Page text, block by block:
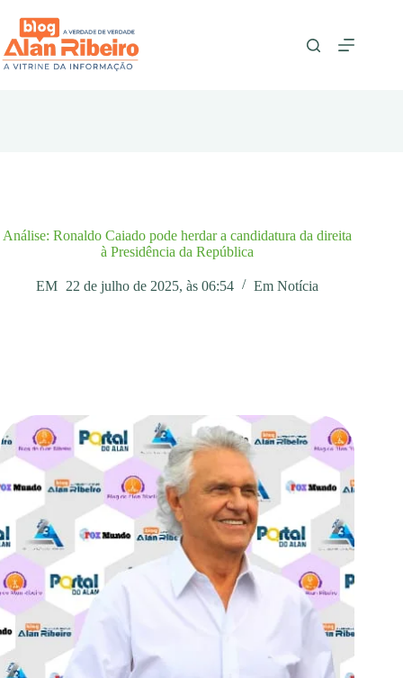
para
conteúdo
Análise: Ronaldo Caiado pode herdar a candidatura da direita
à Presidência da República
EM 22 de julho de 2025, às 06:54 Em Notícia